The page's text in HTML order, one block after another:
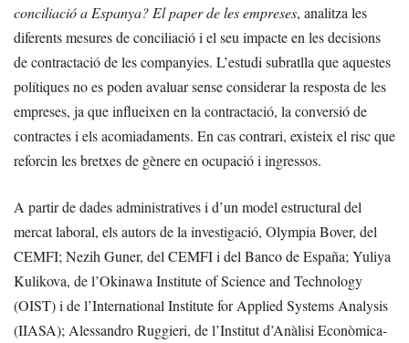
conciliació a Espanya? El paper de les empreses, analitza les
diferents mesures de conciliació i el seu impacte en les decisions
de contractació de les companyies. L’estudi subratlla que aquestes
polítiques no es poden avaluar sense considerar la resposta de les
empreses, ja que influeixen en la contractació, la conversió de
contractes i els acomiadaments. En cas contrari, existeix el risc que
reforcin les bretxes de gènere en ocupació i ingressos.
A partir de dades administratives i d’un model estructural del
mercat laboral, els autors de la investigació, Olympia Bover, del
CEMFI; Nezih Guner, del CEMFI i del Banco de España; Yuliya
Kulikova, de l’Okinawa Institute of Science and Technology
(OIST) i de l’International Institute for Applied Systems Analysis
(IIASA); Alessandro Ruggieri, de l’Institut d’Anàlisi Econòmica-